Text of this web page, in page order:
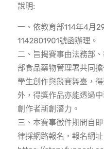
說明:
一、依教育部114年4月
1142801901號函辦理。
二、旨揭賽事由法務部
部食品藥物管理署共同
學生創作與競賽舞臺，
外，得獎作品亦能透過
創作者新創潛力。
三、本賽事徵件期間自
律採網路報名，報名網址